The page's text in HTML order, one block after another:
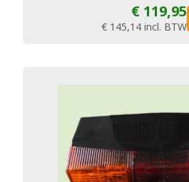
€ 119,95
€ 145,14 incl. BTW